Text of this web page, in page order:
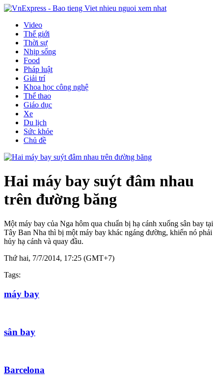
Video
Thế giới
Thời sự
Nhịp sống
Food
Pháp luật
Giải trí
Khoa học công nghệ
Thể thao
Giáo dục
Xe
Du lịch
Sức khỏe
Chủ đề
Hai máy bay suýt đâm nhau
trên đường băng
Một máy bay của Nga hôm qua chuẩn bị hạ cánh xuống sân bay tại
Tây Ban Nha thì bị một máy bay khác ngáng đường, khiến nó phải
hủy hạ cánh và quay đầu.
Thứ hai, 7/7/2014, 17:25 (GMT+7)
Tags:
máy bay
sân bay
Barcelona